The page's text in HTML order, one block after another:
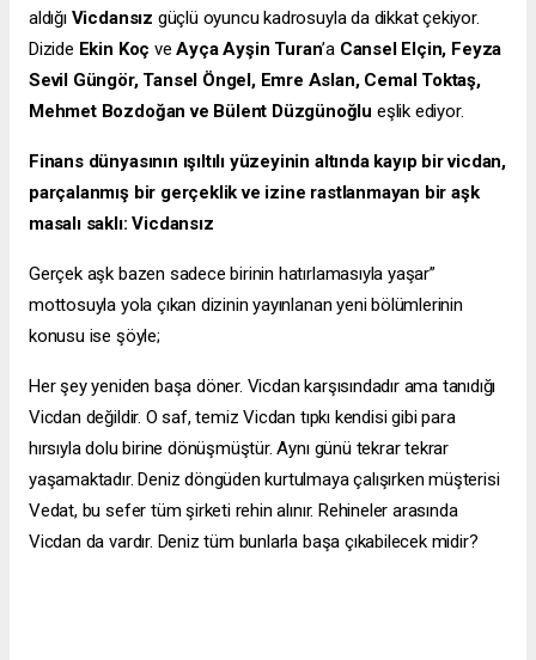
aldığıVicdansız güçlü oyuncu kadrosuyla da dikkat çekiyor.
Dizide Ekin Koç veAyça Ayşin Turan’a Cansel Elçin, Feyza
Sevil Güngör, Tansel Öngel, Emre Aslan, Cemal Toktaş,
Mehmet Bozdoğan ve Bülent Düzgünoğlu eşlik ediyor.
Finans dünyasının ışıltılı yüzeyinin altında kayıp bir vicdan,
parçalanmış bir gerçeklik ve izine rastlanmayan bir aşk
masalı saklı: Vicdansız
Gerçek aşk bazen sadece birinin hatırlamasıyla yaşar”
mottosuyla yola çıkan dizinin yayınlanan yeni bölümlerinin
konusu ise şöyle;
Her şey yeniden başa döner. Vicdan karşısındadır ama tanıdığı
Vicdan değildir. O saf, temiz Vicdan tıpkı kendisi gibi para
hırsıyla dolu birine dönüşmüştür. Aynı günü tekrar tekrar
yaşamaktadır. Deniz döngüden kurtulmaya çalışırken müşterisi
Vedat, bu sefer tüm şirketi rehin alınır. Rehineler arasında
Vicdan da vardır. Deniz tüm bunlarla başa çıkabilecek midir?